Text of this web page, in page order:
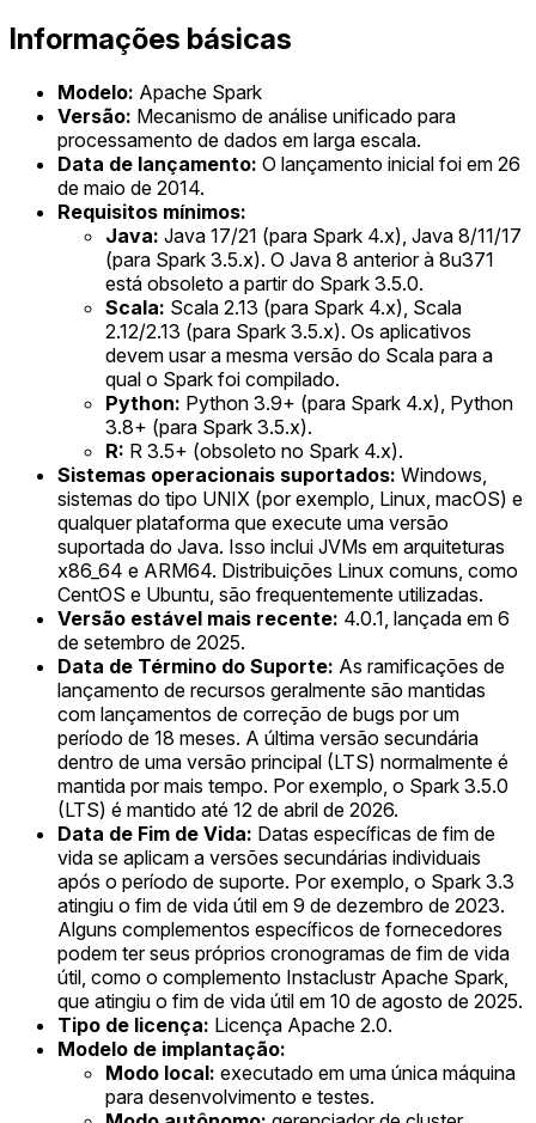
Informações básicas
Modelo: Apache Spark
Versão: Mecanismo de análise unificado para
processamento de dados em larga escala.
Data de lançamento: O lançamento inicial foi em 26
de maio de 2014.
Requisitos mínimos:
Java: Java 17/21 (para Spark 4.x), Java 8/11/17
(para Spark 3.5.x). O Java 8 anterior à 8u371
está obsoleto a partir do Spark 3.5.0.
Scala: Scala 2.13 (para Spark 4.x), Scala
2.12/2.13 (para Spark 3.5.x). Os aplicativos
devem usar a mesma versão do Scala para a
qual o Spark foi compilado.
Python: Python 3.9+ (para Spark 4.x), Python
3.8+ (para Spark 3.5.x).
R: R 3.5+ (obsoleto no Spark 4.x).
Sistemas operacionais suportados: Windows,
sistemas do tipo UNIX (por exemplo, Linux, macOS) e
qualquer plataforma que execute uma versão
suportada do Java. Isso inclui JVMs em arquiteturas
x86_64 e ARM64. Distribuições Linux comuns, como
CentOS e Ubuntu, são frequentemente utilizadas.
Versão estável mais recente: 4.0.1, lançada em 6
de setembro de 2025.
Data de Término do Suporte: As ramificações de
lançamento de recursos geralmente são mantidas
com lançamentos de correção de bugs por um
período de 18 meses. A última versão secundária
dentro de uma versão principal (LTS) normalmente é
mantida por mais tempo. Por exemplo, o Spark 3.5.0
(LTS) é mantido até 12 de abril de 2026.
Data de Fim de Vida: Datas específicas de fim de
vida se aplicam a versões secundárias individuais
após o período de suporte. Por exemplo, o Spark 3.3
atingiu o fim de vida útil em 9 de dezembro de 2023.
Alguns complementos específicos de fornecedores
podem ter seus próprios cronogramas de fim de vida
útil, como o complemento Instaclustr Apache Spark,
que atingiu o fim de vida útil em 10 de agosto de 2025.
Tipo de licença: Licença Apache 2.0.
Modelo de implantação:
Modo local: executado em uma única máquina
para desenvolvimento e testes.